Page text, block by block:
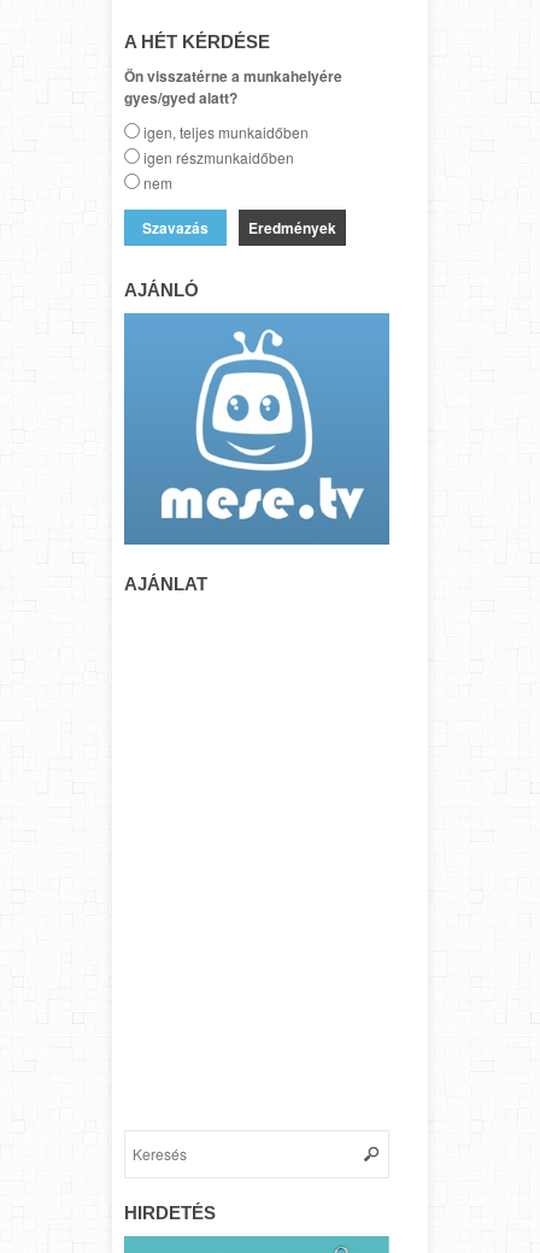
A HÉT KÉRDÉSE
Ön visszatérne a munkahelyére
gyes/gyed alatt?
igen, teljes munkaidőben
igen részmunkaidőben
nem
Eredmények
AJÁNLÓ
AJÁNLAT
HIRDETÉS